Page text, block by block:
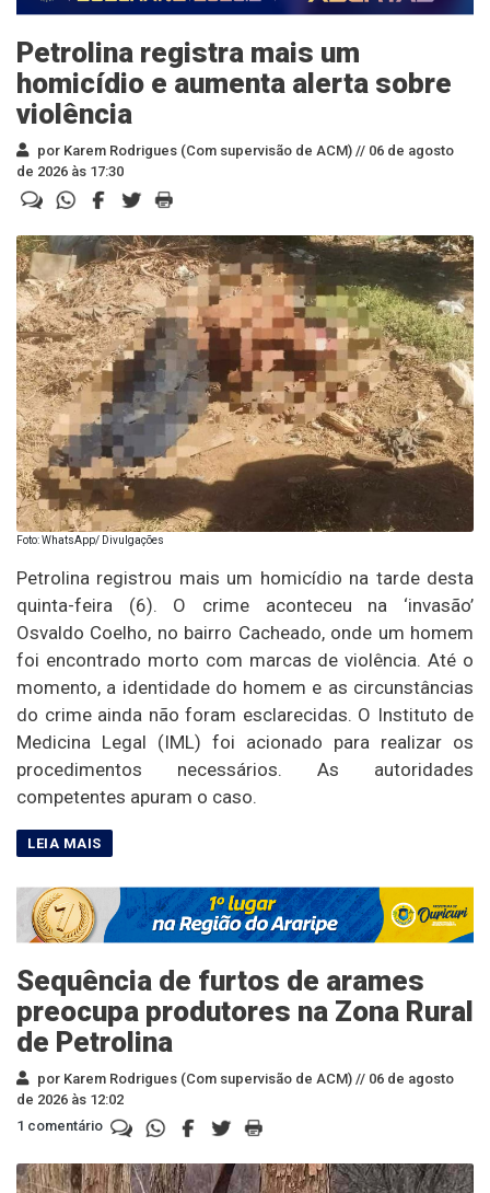
Petrolina registra mais um
homicídio e aumenta alerta sobre
violência
por Karem Rodrigues (Com supervisão de ACM) // 06 de agosto
de 2026 às 17:30
Foto: WhatsApp/ Divulgações
Petrolina registrou mais um homicídio na tarde desta
quinta-feira (6). O crime aconteceu na ‘invasão’
Osvaldo Coelho, no bairro Cacheado, onde um homem
foi encontrado morto com marcas de violência. Até o
momento, a identidade do homem e as circunstâncias
do crime ainda não foram esclarecidas. O Instituto de
Medicina Legal (IML) foi acionado para realizar os
procedimentos necessários. As autoridades
competentes apuram o caso.
Sequência de furtos de arames
preocupa produtores na Zona Rural
de Petrolina
por Karem Rodrigues (Com supervisão de ACM) // 06 de agosto
de 2026 às 12:02
1 comentário